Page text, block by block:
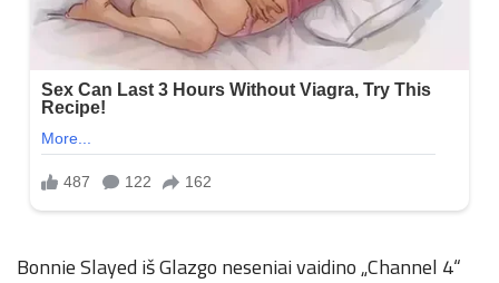
Bonnie Slayed iš Glazgo neseniai vaidino „Channel 4“